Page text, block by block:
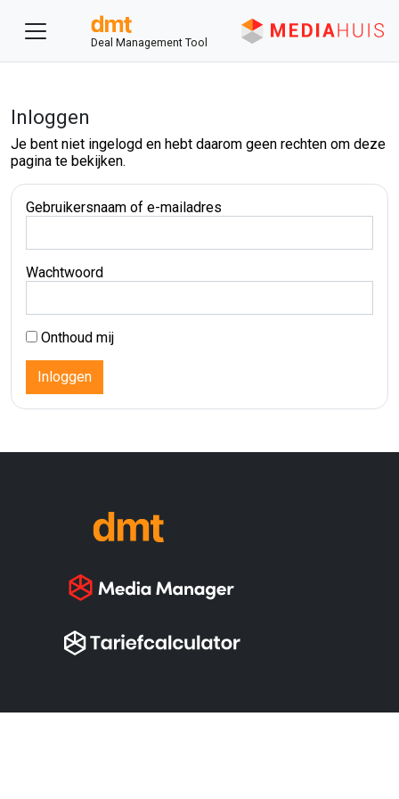
Deal Management Tool
Inloggen
Je bent niet ingelogd en hebt daarom geen rechten om deze
pagina te bekijken.
Gebruikersnaam of e-mailadres
Wachtwoord
Onthoud mij